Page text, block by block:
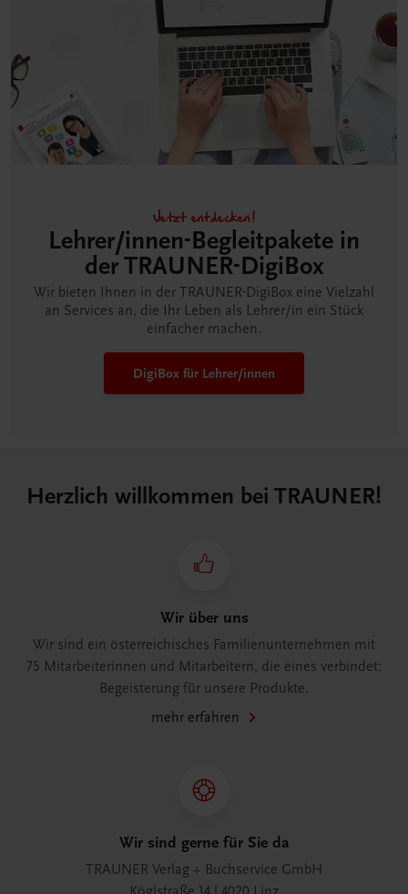
Jetzt entdecken!
Lehrer/innen-Begleitpakete in
der TRAUNER-DigiBox
Wir bieten Ihnen in der TRAUNER-DigiBox eine Vielzahl
an Services an, die Ihr Leben als Lehrer/in ein Stück
einfacher machen.
DigiBox für Lehrer/innen
Herzlich willkommen bei TRAUNER!
Wir über uns
Wir sind ein österreichisches Familienunternehmen mit
75 Mitarbeiterinnen und Mitarbeitern, die eines verbindet:
Begeisterung für unsere Produkte.
mehr erfahren
Wir sind gerne für Sie da
TRAUNER Verlag + Buchservice GmbH